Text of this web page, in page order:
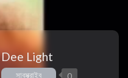
Dee Light
সাবস্ক্রাইব 0